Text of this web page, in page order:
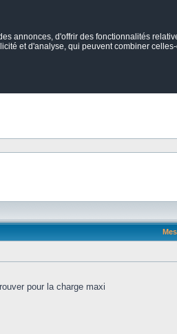
annonces, d'offrir des fonctionnalités
et d'analyse, qui peuvent combiner
pour la charge maxi